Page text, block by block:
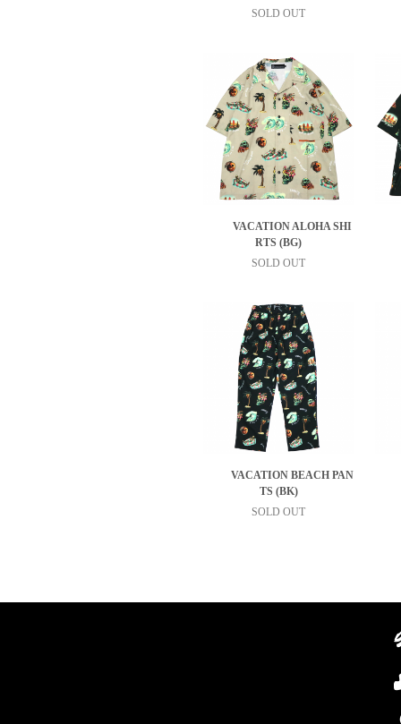
SOLD OUT
VACATION ALOHA SHI
RTS (BG)
SOLD OUT
VACATION BEACH PAN
TS (BK)
SOLD OUT